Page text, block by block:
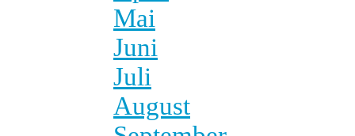
Mai
Juni
Juli
August